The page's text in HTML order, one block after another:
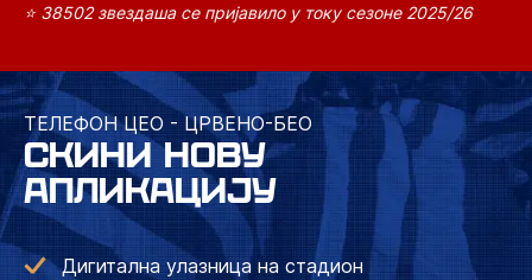
⭐ 38502 звездаша се пријавило у току сезоне 2025/26
ТЕЛЕФОН ЦЕО - ЦРВЕНО-БЕО
СКИНИ НОВУ
АПЛИКАЦИЈУ
Дигитална улазница на стадион